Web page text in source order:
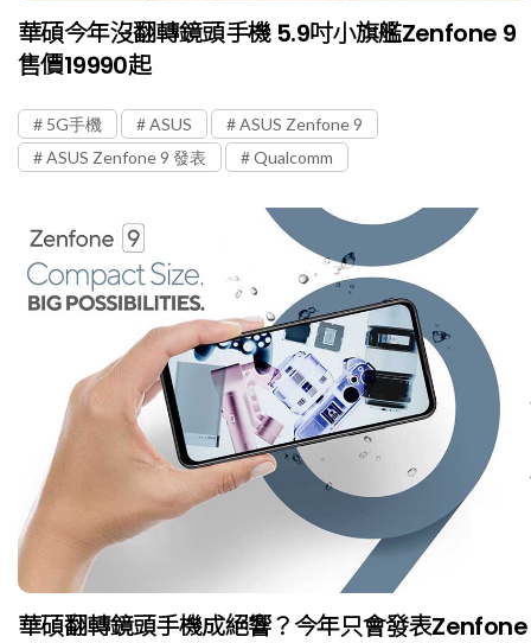
華碩今年沒翻轉鏡頭手機 5.9吋小旗艦Zenfone 9
售價19990起
5G手機 ASUS
ASUS Zenfone 9
ASUS Zenfone 9 發表
Qualcomm
華碩翻轉鏡頭手機成絕響？今年只會發表Zenfone